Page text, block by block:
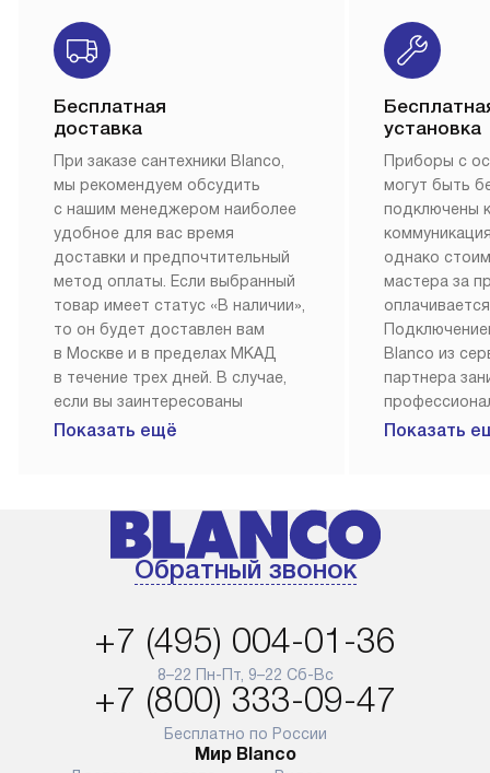
Бесплатная
доставка
При заказе сантехники Blanco,
мы рекомендуем обсудить
с нашим менеджером наиболее
удобное для вас время
доставки и предпочтительный
метод оплаты. Если выбранный
товар имеет статус «В наличии»,
то он будет доставлен вам
в Москве и в пределах МКАД
в течение трех дней. В случае,
если вы заинтересованы
в товаре, который доступен
менеджером на сайте. Товары
с особым лейблом
доставляются бесплатно
аксессуаров не предусмотрена.
Для доставки в другие регионы
мы используем услуги
транспортной компании.
Уточняйте все условия доставки
Показать ещё
установка
Приборы с
могут быть
подключены
однако
мастера за
Blanco из
партнера
Наш сервис
возможные
Готовые
Показать
Обратный звонок
+7 (495) 004-01-36
8–22 Пн-Пт, 9–22 Сб-Вс
+7 (800) 333-09-47
Бесплатно по России
Мир Blanco